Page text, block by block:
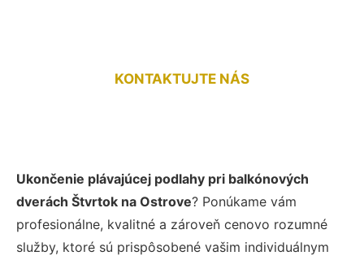
KONTAKTUJTE NÁS
Ukončenie plávajúcej podlahy pri balkónových
dverách Štvrtok na Ostrove? Ponúkame vám
profesionálne, kvalitné a zároveň cenovo rozumné
služby, ktoré sú prispôsobené vašim individuálnym